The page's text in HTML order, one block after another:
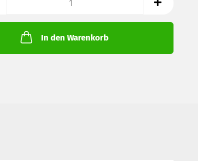
In den Warenkorb